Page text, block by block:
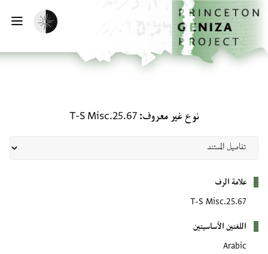
إلى المحتوى الرئيسي
الرئيسية
تفعيل الوضع المظلم
نوع غير معروف T-S Misc.25.67
علامة الرف
T-S Misc.25.67
اللغتين الأساسيتين
Arabic